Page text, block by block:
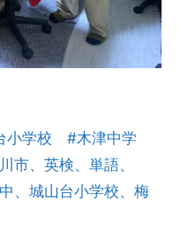
学校 #木津中学
市、 英検、単語、
、城山台小学校、梅